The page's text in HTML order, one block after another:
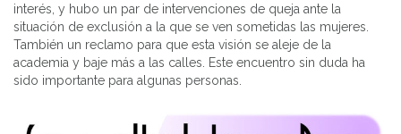
interés, y hubo un par de intervenciones de queja ante la
situación de exclusión a la que se ven sometidas las mujeres.
También un reclamo para que esta visión se aleje de la
academia y baje más a las calles. Este encuentro sin duda ha
sido importante para algunas personas.